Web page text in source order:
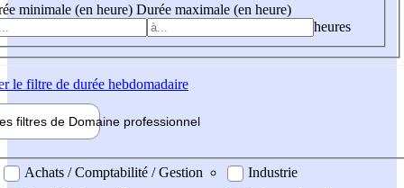
minimale (en heure) Durée maximale (en heure)
heures
le filtre de durée hebdomadaire
filtres de Domaine professionnel
professionel
Achats / Comptabilité / Gestion
Industrie